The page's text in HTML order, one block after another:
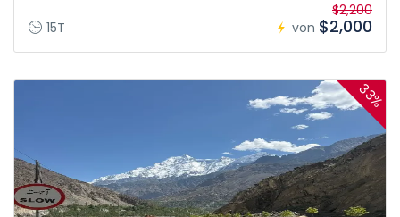
15T von
$2,200
$2,000
33%